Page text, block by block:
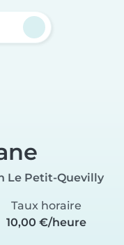
Le Petit-Quevilly
Taux horaire
10,00 €/heure